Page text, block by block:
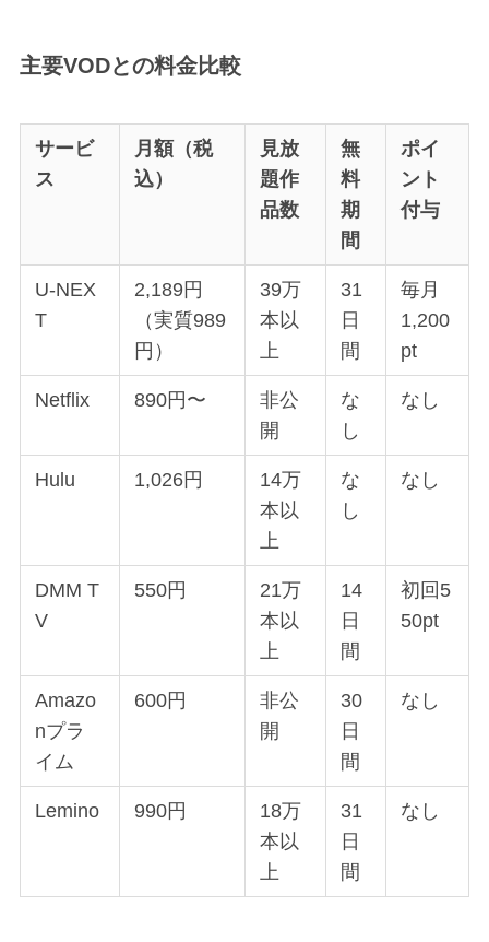
主要VODとの料金比較
サービ
ス
月額（税
込）
見放
題作
品数
無
料
期
間
ポイ
ント
付与
U-NEX
T
2,189円
（実質989
円）
39万
本以
上
31
日
間
毎月
1,200
pt
Netflix 890円〜
非公
開
な
し
なし
Hulu 1,026円
14万
本以
上
な
し
なし
DMM T
V
550円
21万
本以
上
14
日
間
初回5
50pt
Amazo
nプラ
イム
600円
非公
開
30
日
間
なし
Lemino 990円
18万
本以
上
31
日
間
なし